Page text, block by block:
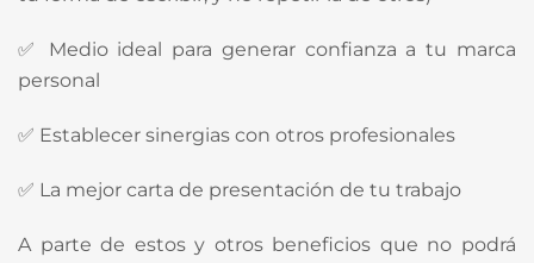
✅ Medio ideal para generar confianza a tu marca
personal
✅ Establecer sinergias con otros profesionales
✅ La mejor carta de presentación de tu trabajo
A parte de estos y otros beneficios que no podrá